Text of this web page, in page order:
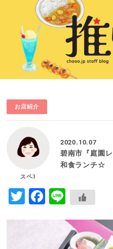
お店紹介
スペ3
2020.10.07
碧南市『庭園
和食ランチ☆
Twitter
Facebook
Line